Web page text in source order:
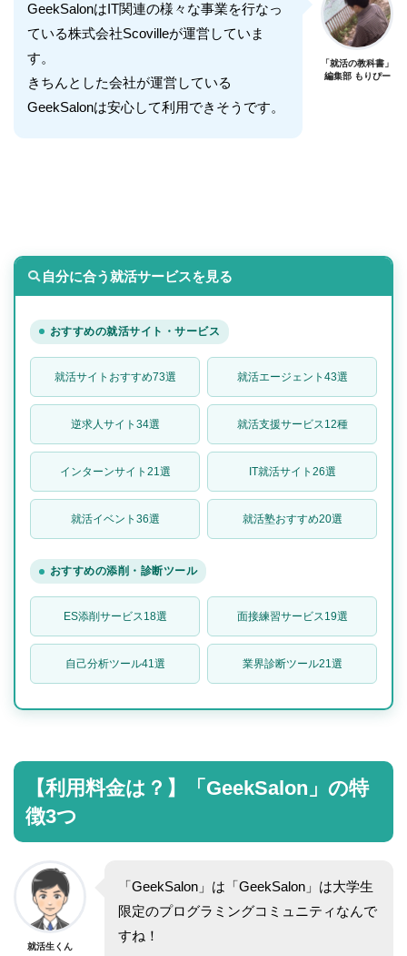
GeekSalonはIT関連の様々な事業を行なっ
ている株式会社Scovilleが運営していま
す。
きちんとした会社が運営している
GeekSalonは安心して利用できそうです。
「就活の教科書」
編集部 もりぴー
自分に合う就活サービスを見る
おすすめの就活サイト・サービス
就活サイトおすすめ73選 就活エージェント43選
逆求人サイト34選 就活支援サービス12種
インターンサイト21選 IT就活サイト26選
就活イベント36選 就活塾おすすめ20選
おすすめの添削・診断ツール
ES添削サービス18選 面接練習サービス19選
自己分析ツール41選 業界診断ツール21選
【利用料金は？】「GeekSalon」の特
徴3つ
就活生くん
「GeekSalon」は「GeekSalon」は大学生
限定のプログラミングコミュニティなんで
すね！